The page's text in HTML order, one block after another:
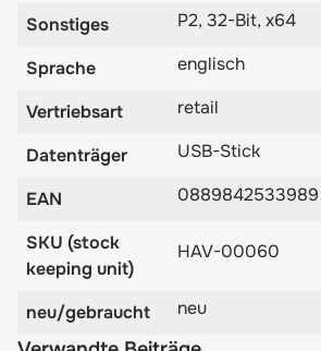
Sonstiges P2, 32-Bit, x64
Sprache englisch
Vertriebsart retail
Datenträger USB-Stick
EAN 0889842533989
SKU (stock
keeping unit)
HAV-00060
neu/gebraucht neu